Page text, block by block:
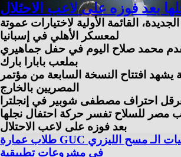
بعد فوزه على لاعب الاحتلال
القائمة الأولية لاختيارات عموتة
لمعسكر الأهلي في إسبانيا
محمد صلاح اليوم في حفل جماهيري
بملعب بابارا بارك
يشهد افتتاح النسخة السابعة من مؤتمر
المصريين بالخارج
مصر للسلاح تفسر حركة احتفال نجلها
بعد فوزه على لاعب الاحتلال
طلاب عمارة GUC يوظفون أحدث تقنيات الـ مسح الليزري
في مشروعات تطبيقية